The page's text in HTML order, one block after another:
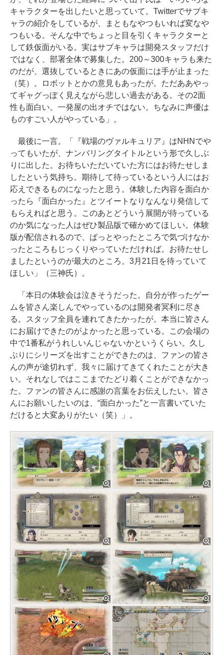
キャラクターを出したいと思っていて。Twitterでサブキ
ャラの紹介をしているが、まともなやつもいれば変なや
つもいる。そんな中でちょっと目を引くキャラクターと
して鉄仮面がいる。実はサブキャラは開発スタッフだけ
ではなく、部署全体で募集した。200～300キャラも来た
のだが、選抜しているときにあの仮面には手が止まった
（笑）。ロボットとかの意見もあったが。ただああやっ
てギャグっぽく見えながら悲しい過去がある。その2面
性も面白い。一発屋の出オチではない。ちなみに声優は
ものすごい人がやっている」。
最後に一言。「『戦場のヴァルキュリア』はNHNでや
ってもいたが、ナンバリングタイトルという形で久しぶ
りに出した。お待ちいただいていた方にはお待たせしま
したという気持ち。期待して待っているという人にはお
応えできるものになったと思う。体験した内容を面白か
ったら『面白かった』とツイートなりなんなり発信して
もらえればと思う。このあとどういう展開が待っている
のか気になった人はぜひ製品版で確かめてほしい。体験
版が配信されるので、ぱっとやったところで気づけなか
ったところもじっくりやっていただければ。お待たせし
ましたというのが最大のところ。3月21日を待っていて
ほしい」（三神氏）。
「本日の体験会は泣きそうだった。自分が作ったゲー
ムを皆さん楽しんでやっているのは開発者冥利に尽き
る。スタッフ全員を連れてきたかったが。本当に皆さん
にお届けできたのがよかったと思っている。この会場の
中で1番私がうれしいんじゃないかというくらい。久し
ぶりにシリーズを出すことができたのは、ファンの皆さ
んの声が途切れず、我々に届けてきてくれたことが大き
い。それなしではここまでたどり着くことができなかっ
た。ファンの皆さんに感謝の言葉をお伝えしたい。皆さ
んにお願いしたいのは、“面白かった”と一言書いていた
だけると大変ありがたい（笑）」。